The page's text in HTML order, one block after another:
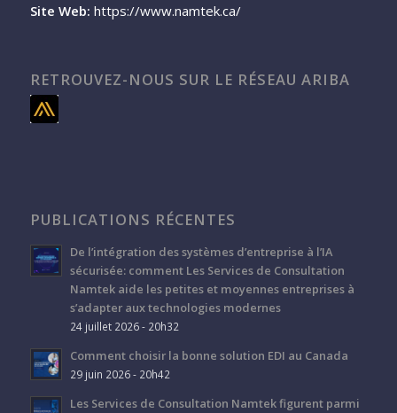
Site Web: https://www.namtek.ca/
RETROUVEZ-NOUS SUR LE RÉSEAU ARIBA
PUBLICATIONS RÉCENTES
De l’intégration des systèmes d’entreprise à l’IA
sécurisée: comment Les Services de Consultation
Namtek aide les petites et moyennes entreprises à
s’adapter aux technologies modernes
24 juillet 2026 - 20h32
Comment choisir la bonne solution EDI au Canada
29 juin 2026 - 20h42
Les Services de Consultation Namtek figurent parmi